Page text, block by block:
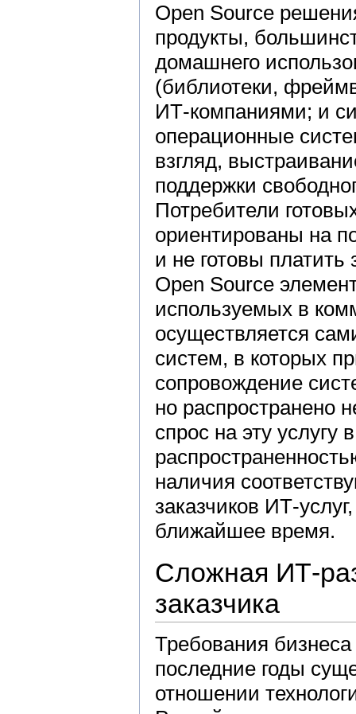
Open Source
продукты,
домашнего
(библиотеки,
ИТ-компаниями; и
операционные
взгляд,
поддержки
Потребители
ориентированы на
и не готовы
Open Source
используемых в
осуществляется
систем, в которых
сопровождение
но распространено
спрос на эту услугу
наличия
заказчиков ИТ-
ближайшее время.
Сложная ИТ-
заказчика
Требования
последние годы
отношении